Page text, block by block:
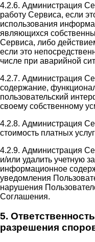
4.2.6. Администрация
работу Сервиса, если
использования
являющихся
Сервиса, либо
если это
числе при аварийной
4.2.7. Администрация
содержание,
пользовательский
своему собственному
4.2.8. Администрация
стоимость платных
4.2.9. Администрация
и/или удалить учетную
информационное
уведомления
нарушения
Соглашения.
5.
разрешения